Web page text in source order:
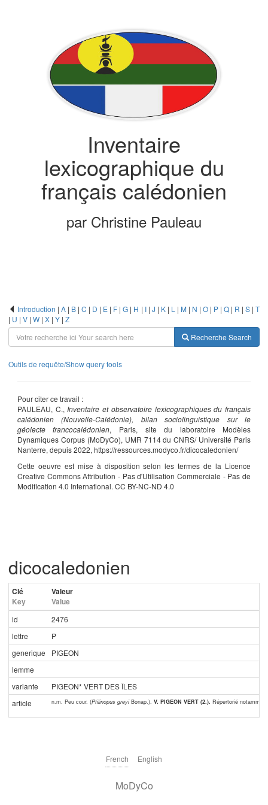
Inventaire
lexicographique du
français calédonien
par Christine Pauleau
Introduction |A | B |C | D | E | F |G | H | I| J | K| L | M| N | O| P|Q | R |S |T
| U | V| W| X| Y| Z
Recherche Search
Outils de requête/Show query tools
Pour citer ce travail :
PAULEAU, C., Inventaire et observatoire lexicographiques du français
calédonien (Nouvelle-Calédonie), bilan sociolinguistique sur le
géolecte francocalédonien, Paris, site du laboratoire Modèles
Dynamiques Corpus (MoDyCo), UMR 7114 du CNRS/ Université Paris
Nanterre, depuis 2022, https://ressources.modyco.fr/dicocaledonien/
Cette oeuvre est mise à disposition selon les termes de la Licence
Creative Commons Attribution - Pas d'Utilisation Commerciale - Pas de
Modification 4.0 International. CC BY-NC-ND 4.0
dicocaledonien
Clé
Key
Valeur
Value
id
2476
lettre
P
generique
PIGEON
lemme
variante
PIGEON* VERT DES ÎLES
article
n.m. Peu cour. (Ptilinopus greyiBonap.). V. PIGEON VERT (2.). Répertorié
French English
MoDyCo